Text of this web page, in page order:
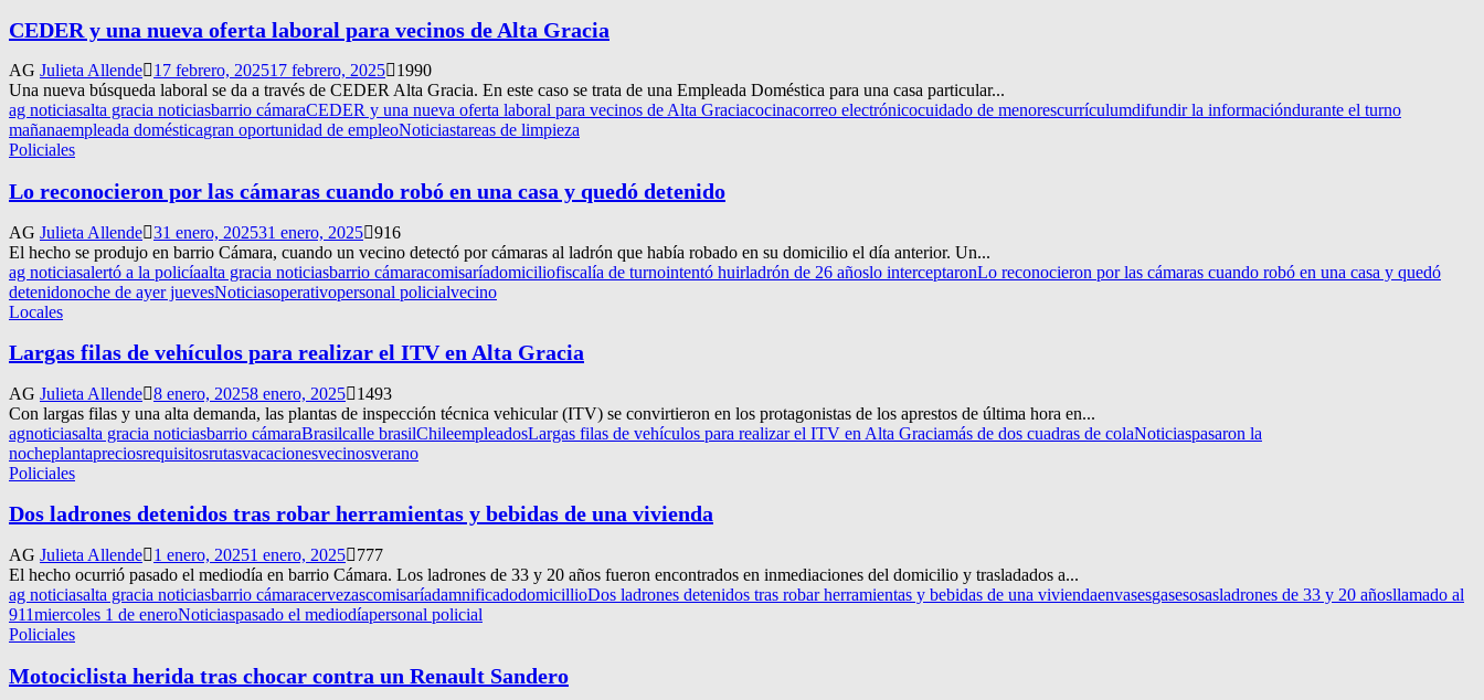
CEDER y una nueva oferta laboral para vecinos de Alta Gracia
AG Julieta Allende 17 febrero, 202517 febrero, 2025
1990
Una nueva búsqueda laboral se da a través de CEDER Alta Gracia. En este caso se trata de una Empleada Doméstica para una casa particular...
ag noticiasalta gracia noticiasbarrio cámaraCEDER y una nueva oferta laboral para vecinos de Alta Graciacocinacorreo electrónicocuidado de menorescurrículumdifundir la informacióndurante el turno
mañanaempleada domésticagran oportunidad de empleoNoticiastareas de limpieza
Policiales
Lo reconocieron por las cámaras cuando robó en una casa y quedó detenido
AG Julieta Allende 31 enero, 202531 enero, 2025 916
El hecho se produjo en barrio Cámara, cuando un vecino detectó por cámaras al ladrón que había robado en su domicilio el día anterior. Un...
ag noticiasalertó a la policíaalta gracia noticiasbarrio cámaracomisaríadomiciliofiscalía de turnointentó huirladrón de 26 añoslo interceptaronLo reconocieron por las cámaras cuando robó en una casa y quedó
detenidonoche de ayer juevesNoticiasoperativopersonal policialvecino
Locales
Largas filas de vehículos para realizar el ITV en Alta Gracia
AG Julieta Allende 8 enero, 20258 enero, 2025
1493
Con largas filas y una alta demanda, las plantas de inspección técnica vehicular (ITV) se convirtieron en los protagonistas de los aprestos de última hora en...
agnoticiasalta gracia noticiasbarrio cámaraBrasilcalle brasilChileempleadosLargas filas de vehículos para realizar el ITV en Alta Graciamás de dos cuadras de colaNoticiaspasaron la
nocheplantapreciosrequisitosrutasvacacionesvecinosverano
Policiales
Dos ladrones detenidos tras robar herramientas y bebidas de una vivienda
AG Julieta Allende 1 enero, 20251 enero, 2025
777
El hecho ocurrió pasado el mediodía en barrio Cámara. Los ladrones de 33 y 20 años fueron encontrados en inmediaciones del domicilio y trasladados a...
ag noticiasalta gracia noticiasbarrio cámaracervezascomisaríadamnificadodomicillioDos ladrones detenidos tras robar herramientas y bebidas de una viviendaenvasesgasesosasladrones de 33 y 20 añosllamado al
911miercoles 1 de eneroNoticiaspasado el mediodíapersonal policial
Policiales
Motociclista herida tras chocar contra un Renault Sandero